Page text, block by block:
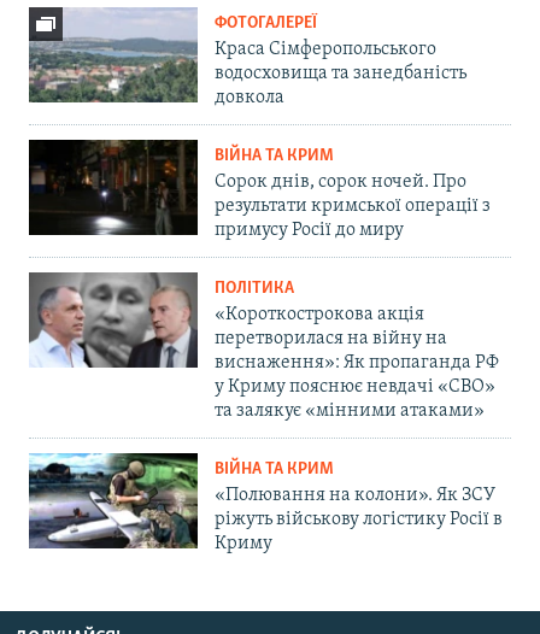
ФОТОГАЛЕРЕЇ
Краса Сімферопольського
водосховища та занедбаність
довкола
ВІЙНА ТА КРИМ
Сорок днів, сорок ночей. Про
результати кримської операції з
примусу Росії до миру
ПОЛІТИКА
«Короткострокова акція
перетворилася на війну на
виснаження»: Як пропаганда РФ
у Криму пояснює невдачі «СВО»
та залякує «мінними атаками»
ВІЙНА ТА КРИМ
«Полювання на колони». Як ЗСУ
ріжуть військову логістику Росії в
Криму